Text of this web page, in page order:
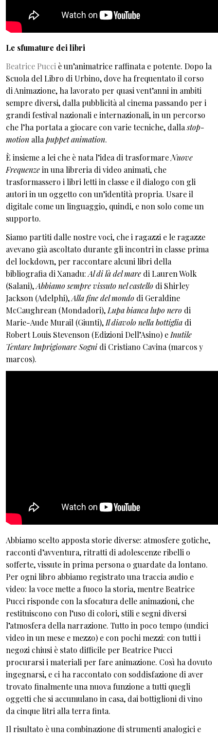
Le sfumature dei libri
Beatrice Pucci è un’animatrice raffinata e potente. Dopo la
Scuola del Libro di Urbino, dove ha frequentato il corso
di Animazione, ha lavorato per quasi vent’anni in ambiti
sempre diversi, dalla pubblicità al cinema passando per i
grandi festival nazionali e internazionali, in un percorso
che l’ha portata a giocare con varie tecniche, dallastop-
motion alla puppet animation.
È insieme a lei che è nata l’idea di trasformare Nuove
Frequenzein una libreria di video animati, che
trasformassero i libri letti in classe e il dialogo con gli
autori in un oggetto con un’identità propria. Usare il
digitale come un linguaggio, quindi, e non solo come un
supporto.
Siamo partiti dalle nostre voci, che i ragazzi e le ragazze
avevano già ascoltato durante gli incontri in classe prima
del lockdown, per raccontare alcuni libri della
bibliografia di Xanadu: Al di là del mare di Lauren Wolk
(Salani),Abbiamo sempre vissuto nel castello di Shirley
Jackson (Adelphi),Alla fine del mondo di Geraldine
McCaughrean (Mondadori), Lupa bianca lupo nero di
Marie-Aude Murail (Giunti), Il diavolo nella bottiglia di
Robert Louis Stevenson (Edizioni Dell’Asino) e Inutile
Tentare Imprigionare Sogni di Cristiano Cavina (marcos y
marcos).
Abbiamo scelto apposta storie diverse: atmosfere gotiche,
racconti d’avventura, ritratti di adolescenze ribelli o
sofferte, vissute in prima persona o guardate da lontano.
Per ogni libro abbiamo registrato una traccia audio e
video: la voce mette a fuoco la storia, mentre Beatrice
Pucci risponde con la sfocatura delle animazioni, che
restituiscono con l’uso di colori, stili e segni diversi
l’atmosfera della narrazione. Tutto in poco tempo (undici
video in un mese e mezzo) e con pochi mezzi: con tutti i
negozi chiusi è stato difficile per Beatrice Pucci
procurarsi i materiali per fare animazione. Così ha dovuto
ingegnarsi, e ci ha raccontato con soddisfazione di aver
trovato finalmente una nuova funzione a tutti quegli
oggetti che si accumulano in casa, dai bottiglioni di vino
da cinque litri alla terra finta.
Il risultato è una combinazione di strumenti analogici e